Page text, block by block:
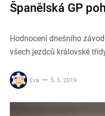
Španělská GP
Hodnocení dnešního
všech jezdců královské
Eva 5. 5. 2019